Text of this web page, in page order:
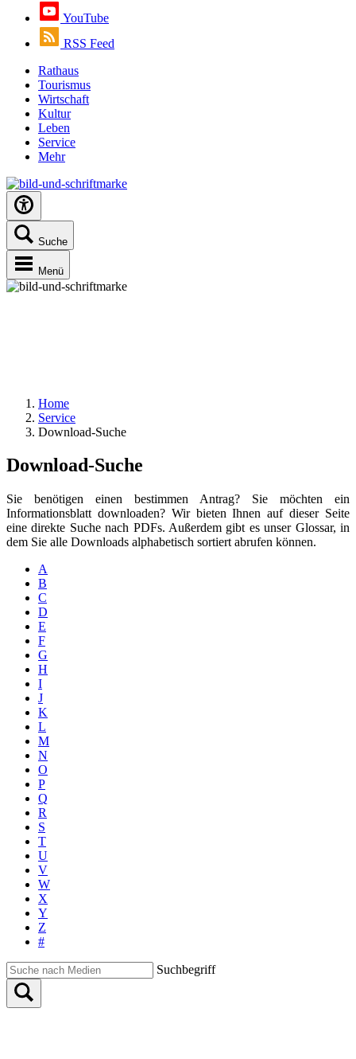
YouTube
RSS Feed
Rathaus
Tourismus
Wirtschaft
Kultur
Leben
Service
Mehr
Suche
Menü
Home
Service
Download-Suche
Download-Suche
Sie benötigen einen bestimmen Antrag? Sie möchten ein
Informationsblatt downloaden? Wir bieten Ihnen auf dieser Seite
eine direkte Suche nach PDFs. Außerdem gibt es unser Glossar, in
dem Sie alle Downloads alphabetisch sortiert abrufen können.
A
B
C
D
E
F
G
H
I
J
K
L
M
N
O
P
Q
R
S
T
U
V
W
X
Y
Z
#
Suchbegriff